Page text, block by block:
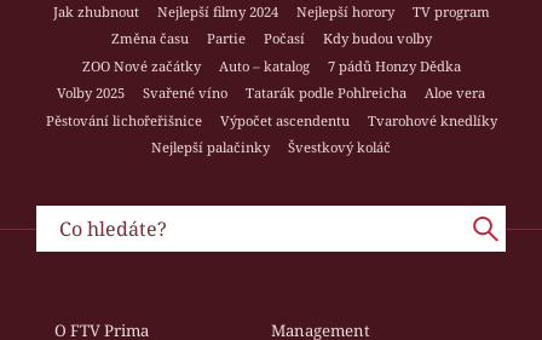
Jak zhubnout Nejlepší filmy 2024 Nejlepší horory
TV program
Změna času
Partie Počasí
Kdy budou volby
ZOO Nové začátky
Auto – katalog
7 pádů Honzy Dědka
Volby 2025
Svařené víno Tatarák podle Pohlreicha
Aloe vera
Pěstování lichořeřišnice
Výpočet ascendentu
Tvarohové knedlíky
Nejlepší palačinky
Švestkový koláč
O FTV Prima
Management